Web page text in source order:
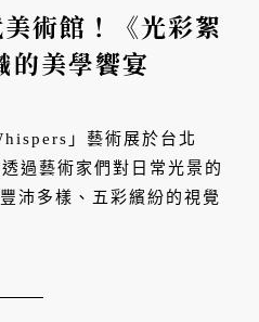
術館！《光彩絮
的美學饗宴
」藝術展於台北
過藝術家們對日常光景的
沛多樣、五彩繽紛的視覺